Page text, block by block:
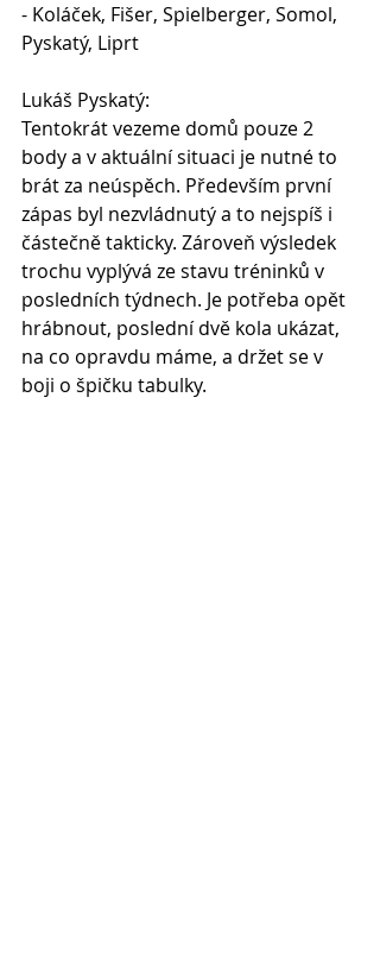
- Koláček, Fišer, Spielberger, Somol,
Pyskatý, Liprt
Lukáš Pyskatý:
Tentokrát vezeme domů pouze 2
body a v aktuální situaci je nutné to
brát za neúspěch. Především první
zápas byl nezvládnutý a to nejspíš i
částečně takticky. Zároveň výsledek
trochu vyplývá ze stavu tréninků v
posledních týdnech. Je potřeba opět
hrábnout, poslední dvě kola ukázat,
na co opravdu máme, a držet se v
boji o špičku tabulky.